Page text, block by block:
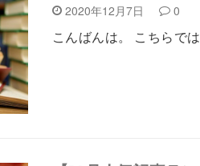
2020年12月7日 0
こんばんは。 こちらで